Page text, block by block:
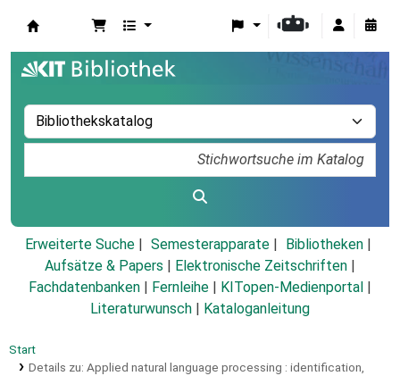
Erweiterte Suche Semesterapparate
Bibliotheken
Aufsätze & Papers
Elektronische Zeitschriften
Fachdatenbanken
Fernleihe KITopen-Medienportal
Literaturwunsch
Kataloganleitung
Start
Details zu: Applied natural language processing : identification,